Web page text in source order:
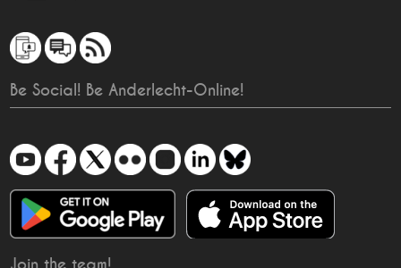
Be Social! Be Anderlecht-Online!
Join the team!